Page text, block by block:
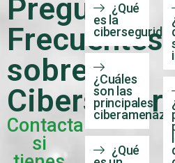
Preguntas
Frecuentes
sobre
Contacta
si
¿Qué
es la
¿Cuáles
son las
principales